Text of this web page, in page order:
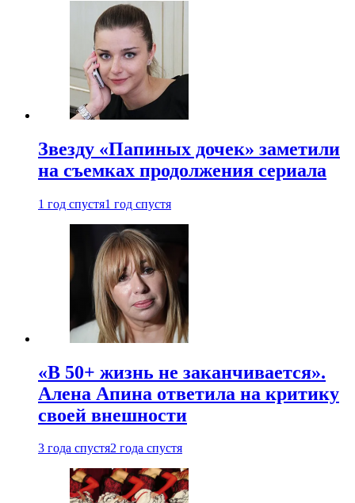
Звезду «Папиных дочек» заметили
на съемках продолжения сериала
1 год спустя1 год спустя
«В 50+ жизнь не заканчивается».
Алена Апина ответила на критику
своей внешности
3 года спустя2 года спустя